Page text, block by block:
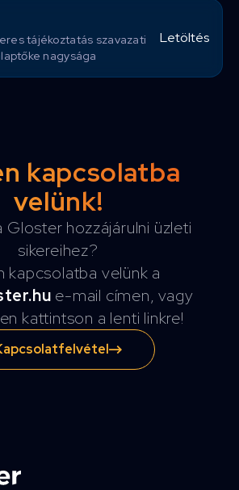
tájékoztatás szavazati
nagysága
Letöltés
kapcsolatba
velünk!
Gloster hozzájárulni üzleti
sikereihez?
kapcsolatba velünk a
e-mail címen, vagy
kattintson a lenti linkre!